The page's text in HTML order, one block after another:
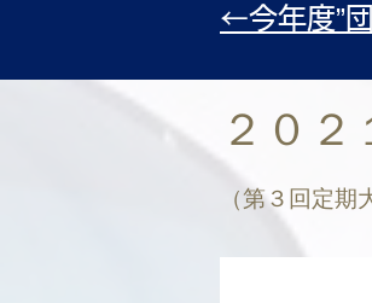
←今年度”
２０２
（第３回定期